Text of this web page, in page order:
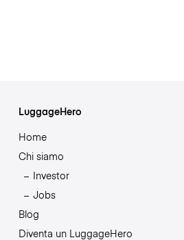
LuggageHero
Home
Chi siamo
Investor
Jobs
Blog
Diventa un LuggageHero